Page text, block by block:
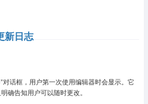
新日志
话框，用户第一次使用编辑器时会显示。它
确告知用户可以随时更改。